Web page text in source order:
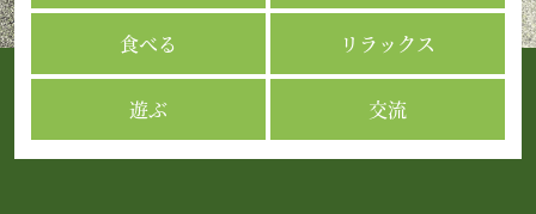
食べる リラックス
遊ぶ 交流